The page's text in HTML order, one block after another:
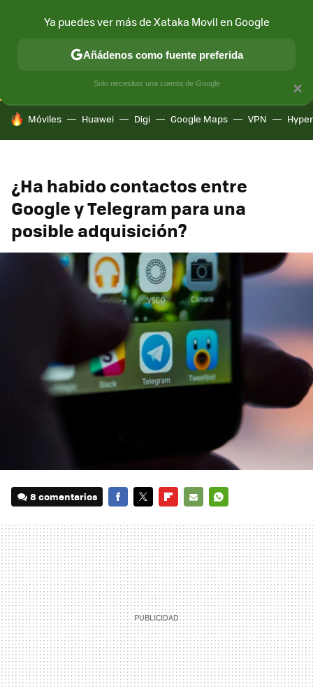
CONECTIVIDAD MÓVIL Y SOCIEDAD APLICACIONES
HOY SE HABLA DE
Móviles Huawei Digi Google Maps VPN
¿Ha habido contactos entre
Google y Telegram para una
posible adquisición?
8 comentarios
MAIL
×
Ya puedes ver más de Xataka Movil en Google
Añádenos como fuente preferida
Solo necesitas una cuenta de Google